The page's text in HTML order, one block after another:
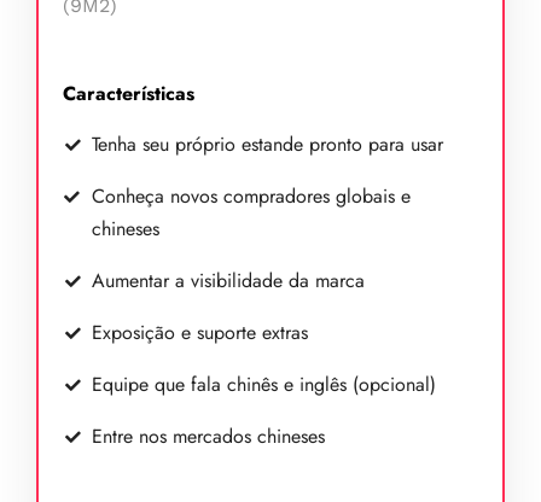
(9M2)
Características
Tenha seu próprio estande pronto para usar
Conheça novos compradores globais e
chineses
Aumentar a visibilidade da marca
Exposição e suporte extras
Equipe que fala chinês e inglês (opcional)
Entre nos mercados chineses